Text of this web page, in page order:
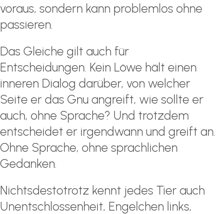
voraus, sondern kann problemlos ohne
passieren.
Das Gleiche gilt auch für
Entscheidungen. Kein Löwe hält einen
inneren Dialog darüber, von welcher
Seite er das Gnu angreift, wie sollte er
auch, ohne Sprache? Und trotzdem
entscheidet er irgendwann und greift an.
Ohne Sprache, ohne sprachlichen
Gedanken.
Nichtsdestotrotz kennt jedes Tier auch
Unentschlossenheit, Engelchen links,